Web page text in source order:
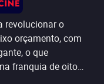
revolucionar o
orçamento, com
o que
franquia de oito
a história foi